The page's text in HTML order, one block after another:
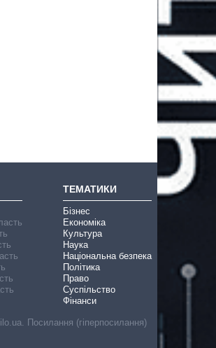
ТЕМАТИКИ
Бізнес
Економіка
Культура
Наука
Національна безпека
Політика
Право
Суспільство
Фінанси
Посилання (гіперпосилання)